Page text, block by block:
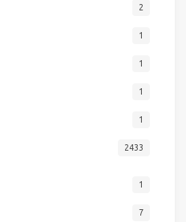
2
1
1
1
1
2433
1
7